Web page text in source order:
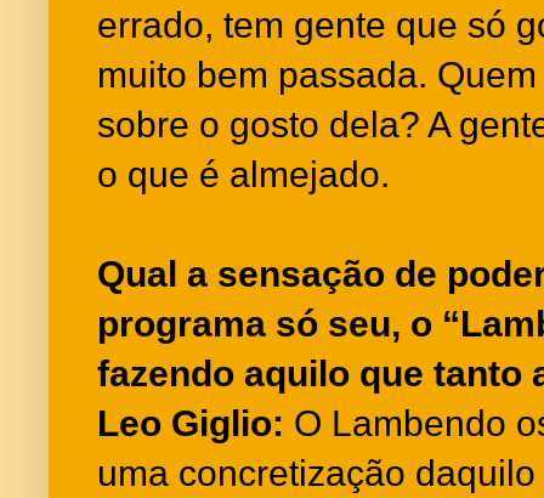
errado, tem gente que só
muito bem passada.
sobre o gosto dela? A
o que é almejado.
Qual a sensação de
programa só seu, o
fazendo aquilo que tanto
Leo Giglio: O Lambendo
uma concretização